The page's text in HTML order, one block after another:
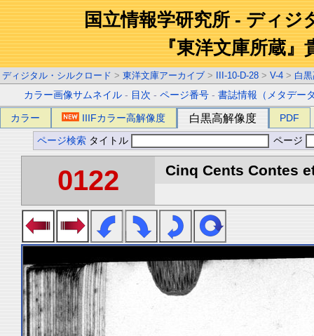
国立情報学研究所 - ディジ
『東洋文庫所蔵』
ディジタル・シルクロード > 東洋文庫アーカイブ > III-10-D-28 > V-4 > 白
カラー画像サムネイル - 目次 -ページ番号 -書誌情報（メタデー
カラー IIIFカラー高解像度 白黒高解像度 PDF
ページ検索 タイトル ページ
0122 Cinq Cents Contes